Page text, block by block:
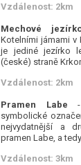
Vzdálenost: 2km
Mechové
Kotelními jámami v
je jediné jezírko
(české) straně
Vzdálenost: 2km
Pramen Labe -
symbolické
nejvydatnější a
pramen Labe, a
Vzdálenost: 3km